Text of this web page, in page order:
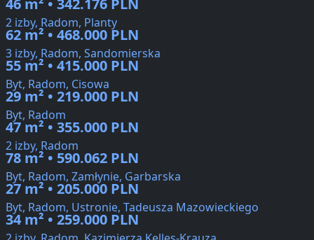
46 m² • 342.176 PLN
2 izby, Radom, Planty
62 m² • 468.000 PLN
3 izby, Radom, Sandomierska
55 m² • 415.000 PLN
Byt, Radom, Cisowa
29 m² • 219.000 PLN
Byt, Radom
47 m² • 355.000 PLN
2 izby, Radom
78 m² • 590.062 PLN
Byt, Radom, Zamłynie, Garbarska
27 m² • 205.000 PLN
Byt, Radom, Ustronie, Tadeusza Mazowieckiego
34 m² • 259.000 PLN